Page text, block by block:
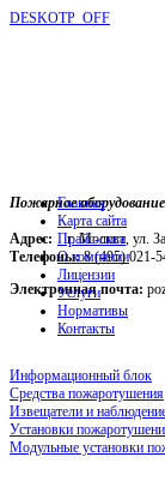
DESKOTP_OFF
Пожарное
Адрес: г. Москва, ул.
Телефоны:8 (495) 021-
Электронная почта:
Главная
Карта сайта
Прайс-лист
О компании
Лицензии
Услуги
Нормативы
Контакты
Информационный блок
Средства пожаротушения
Извещатели и
Установки
Модульные установки